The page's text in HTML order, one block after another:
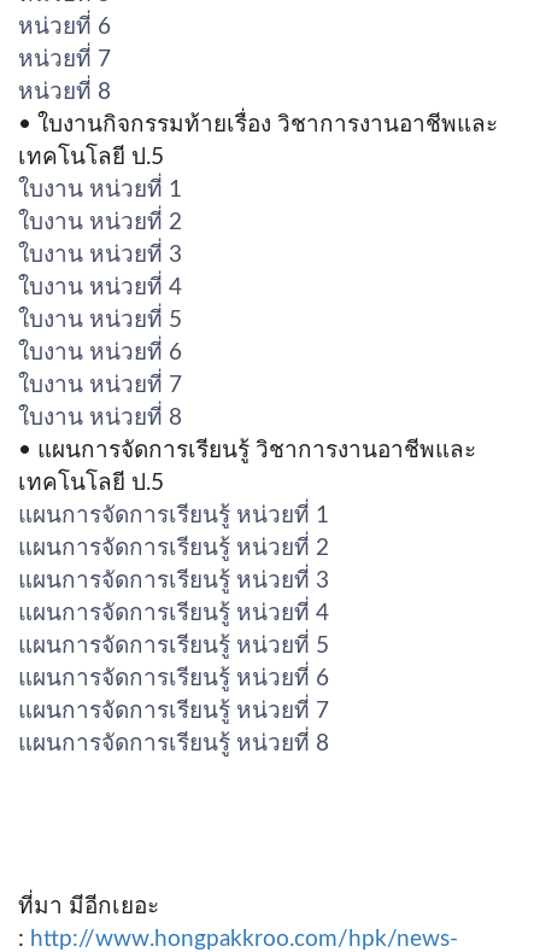
หน่วยที่ 6
หน่วยที่ 7
หน่วยที่ 8
• ใบงานกิจกรรมท้ายเรื่อง วิชาการงานอาชีพและ
เทคโนโลยี ป.5
ใบงาน หน่วยที่ 1
ใบงาน หน่วยที่ 2
ใบงาน หน่วยที่ 3
ใบงาน หน่วยที่ 4
ใบงาน หน่วยที่ 5
ใบงาน หน่วยที่ 6
ใบงาน หน่วยที่ 7
ใบงาน หน่วยที่ 8
• แผนการจัดการเรียนรู้ วิชาการงานอาชีพและ
เทคโนโลยี ป.5
แผนการจัดการเรียนรู้ หน่วยที่ 1
แผนการจัดการเรียนรู้ หน่วยที่ 2
แผนการจัดการเรียนรู้ หน่วยที่ 3
แผนการจัดการเรียนรู้ หน่วยที่ 4
แผนการจัดการเรียนรู้ หน่วยที่ 5
แผนการจัดการเรียนรู้ หน่วยที่ 6
แผนการจัดการเรียนรู้ หน่วยที่ 7
แผนการจัดการเรียนรู้ หน่วยที่ 8
ที่มา มีอีกเยอะ
: http://www.hongpakkroo.com/hpk/news-